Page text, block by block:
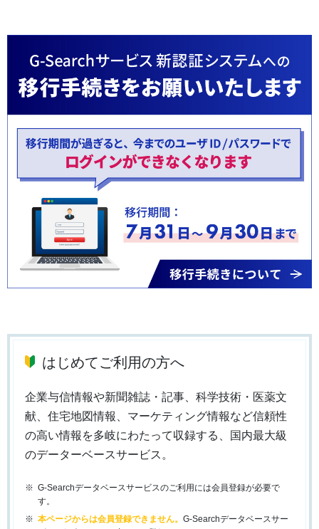
はじめてご利用の方へ
企業与信情報や新聞雑誌・記事、科学技術・医薬文
献、住宅地図情報、マーケティング情報など信頼性
の高い情報を多岐にわたって収録する、国内最大級
のデーターベースサービス。
G-Searchデータベースサービスのご利用には会員登録が必要で
す。
本ページからは会員登録できません。 G-Searchデータベースサー